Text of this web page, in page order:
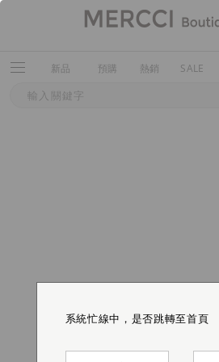
新品 預購 熱銷 SALE
系統忙線中，是否跳轉至首頁
系統忙線中，是否跳轉至首頁
系統忙線中，是否跳轉至首頁
系統忙線中，是否跳轉至首頁
系統忙線中，是否跳轉至首頁